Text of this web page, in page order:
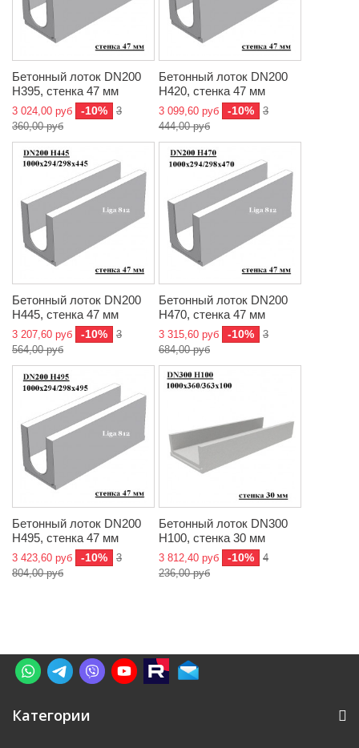
Бетонный лоток DN200
H395, стенка 47 мм
3 024,00 руб -10%
3
360,00 руб
Бетонный лоток DN200
H420, стенка 47 мм
3 099,60 руб -10%
3
444,00 руб
Бетонный лоток DN200
H445, стенка 47 мм
3 207,60 руб -10%
3
564,00 руб
Бетонный лоток DN200
H470, стенка 47 мм
3 315,60 руб -10%
3
684,00 руб
Бетонный лоток DN200
H495, стенка 47 мм
3 423,60 руб -10%
3
804,00 руб
Бетонный лоток DN300
H100, стенка 30 мм
3 812,40 руб -10%
4
236,00 руб
Категории